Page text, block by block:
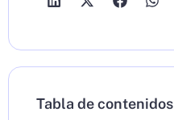
Tabla de contenidos